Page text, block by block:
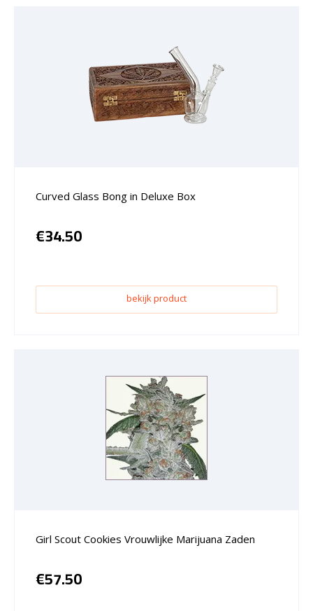
Curved Glass Bong in Deluxe Box
€34.50
bekijk product
Girl Scout Cookies Vrouwlijke Marijuana Zaden
€57.50